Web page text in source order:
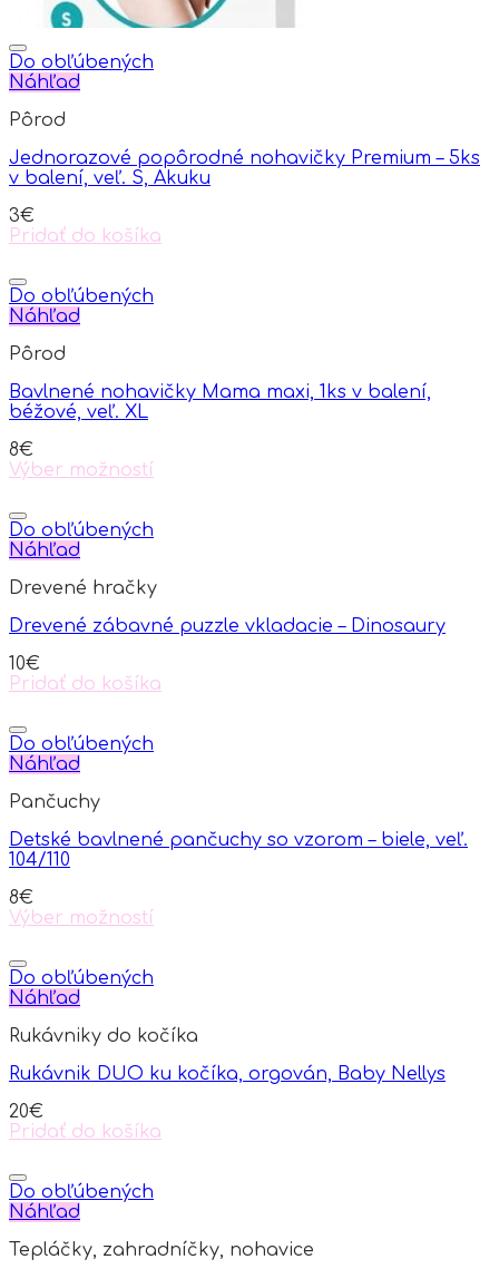
Do obľúbených
Náhľad
Pôrod
Jednorazové popôrodné nohavičky Premium – 5ks
v balení, veľ. S, Akuku
3€
Pridať do košíka
Do obľúbených
Náhľad
Pôrod
Bavlnené nohavičky Mama maxi, 1ks v balení,
béžové, veľ. XL
8€
Výber možností
product
has
multiple
The
may
chosen
on
product
page
Do obľúbených
Náhľad
Drevené hračky
Drevené zábavné puzzle vkladacie – Dinosaury
10€
Pridať do košíka
Do obľúbených
Náhľad
Pančuchy
Detské bavlnené pančuchy so vzorom – biele, veľ.
104/110
8€
Výber možností
product
has
multiple
The
may
chosen
on
product
page
Do obľúbených
Náhľad
Rukávniky do kočíka
Rukávnik DUO ku kočíka, orgován, Baby Nellys
20€
Pridať do košíka
Do obľúbených
Náhľad
Tepláčky, zahradníčky, nohavice